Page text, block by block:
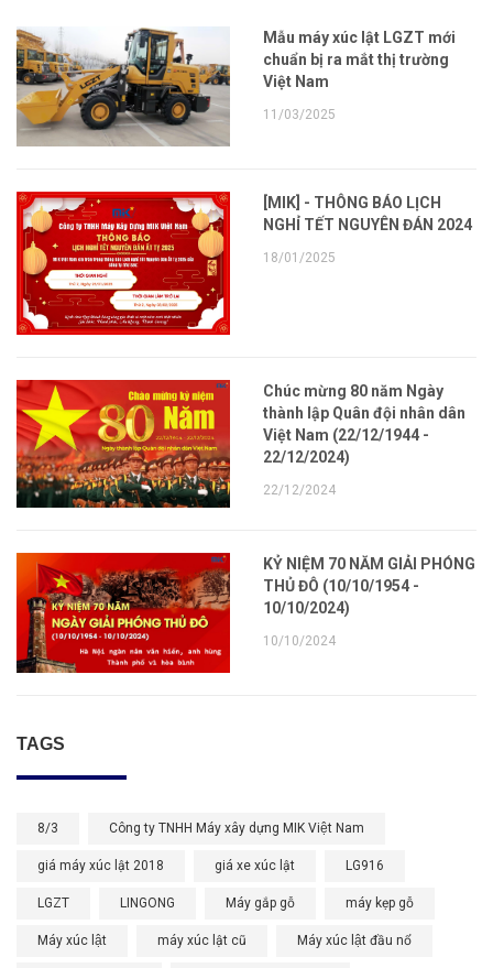
Mẫu máy xúc lật LGZT mới
chuẩn bị ra mắt thị trường
Việt Nam
11/03/2025
[MIK] - THÔNG BÁO LỊCH
NGHỈ TẾT NGUYÊN ĐÁN 2024
18/01/2025
Chúc mừng 80 năm Ngày
thành lập Quân đội nhân dân
Việt Nam (22/12/1944 -
22/12/2024)
22/12/2024
KỶ NIỆM 70 NĂM GIẢI PHÓNG
THỦ ĐÔ (10/10/1954 -
10/10/2024)
10/10/2024
TAGS
8/3 Công ty TNHH Máy xây dựng MIK Việt Nam
giá máy xúc lật 2018 giá xe xúc lật LG916
LGZT LINGONG Máy gắp gỗ máy kẹp gỗ
Máy xúc lật máy xúc lật cũ Máy xúc lật đầu nổ